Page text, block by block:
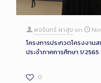
พจรินทร์ ผาสุข on
โครงการประกวดโครงงา
ประจำภาคการศึกษา 1/
0